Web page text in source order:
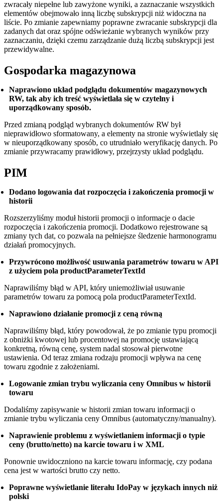
zwracały niepełne lub zawyżone wyniki, a zaznaczanie wszystkich
elementów obejmowało inną liczbę subskrypcji niż widoczna na
liście. Po zmianie zapewniamy poprawne zwracanie subskrypcji dla
zadanych dat oraz spójne odświeżanie wybranych wyników przy
zaznaczaniu, dzięki czemu zarządzanie dużą liczbą subskrypcji jest
przewidywalne.
Gospodarka magazynowa
Naprawiono układ podglądu dokumentów magazynowych
RW, tak aby ich treść wyświetlała się w czytelny i
uporządkowany sposób.
Przed zmianą podgląd wybranych dokumentów RW był
nieprawidłowo sformatowany, a elementy na stronie wyświetlały się
w nieuporządkowany sposób, co utrudniało weryfikację danych. Po
zmianie przywracamy prawidłowy, przejrzysty układ podglądu.
PIM
Dodano logowania dat rozpoczęcia i zakończenia promocji w
historii
Rozszerzyliśmy moduł historii promocji o informacje o dacie
rozpoczęcia i zakończenia promocji. Dodatkowo rejestrowane są
zmiany tych dat, co pozwala na pełniejsze śledzenie harmonogramu
działań promocyjnych.
Przywrócono możliwość usuwania parametrów towaru w API
z użyciem pola productParameterTextId
Naprawiliśmy błąd w API, który uniemożliwiał usuwanie
parametrów towaru za pomocą pola productParameterTextId.
Naprawiono działanie promocji z ceną równą
Naprawiliśmy błąd, który powodował, że po zmianie typu promocji
z obniżki kwotowej lub procentowej na promocję ustawiającą
konkretną, równą cenę, system nadal stosował pierwotne
ustawienia. Od teraz zmiana rodzaju promocji wpływa na cenę
towaru zgodnie z założeniami.
Logowanie zmian trybu wyliczania ceny Omnibus w historii
towaru
Dodaliśmy zapisywanie w historii zmian towaru informacji o
zmianie trybu wyliczania ceny Omnibus (automatyczny/manualny).
Naprawienie problemu z wyświetlaniem informacji o typie
ceny (brutto/netto) na karcie towaru i w XML
Ponownie uwidoczniono na karcie towaru informację, czy podana
cena jest w wartości brutto czy netto.
Poprawne wyświetlanie literału IdoPay w językach innych niż
polski